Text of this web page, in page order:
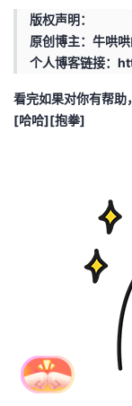
版权声明：
原创博主：牛哄
个人博客链接：
看完如果对你有帮助
[哈哈][抱拳]